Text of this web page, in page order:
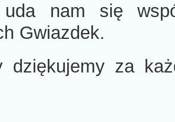
uda nam się
Gwiazdek.
dziękujemy za